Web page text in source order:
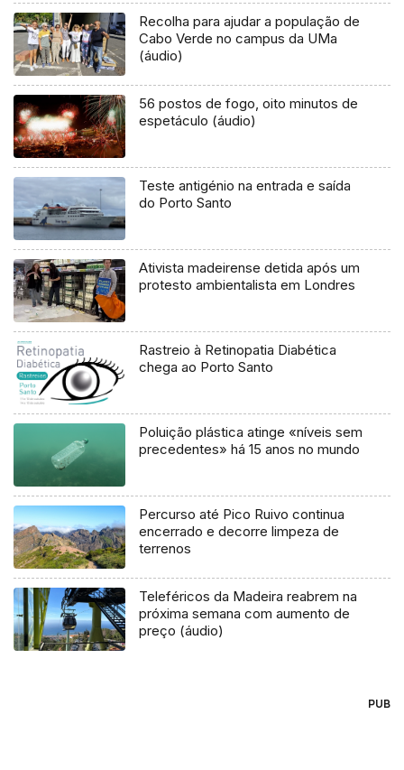
Recolha para ajudar a população de
Cabo Verde no campus da UMa
(áudio)
56 postos de fogo, oito minutos de
espetáculo (áudio)
Teste antigénio na entrada e saída
do Porto Santo
Ativista madeirense detida após um
protesto ambientalista em Londres
Rastreio à Retinopatia Diabética
chega ao Porto Santo
Poluição plástica atinge «níveis sem
precedentes» há 15 anos no mundo
Percurso até Pico Ruivo continua
encerrado e decorre limpeza de
terrenos
Teleféricos da Madeira reabrem na
próxima semana com aumento de
preço (áudio)
PUB